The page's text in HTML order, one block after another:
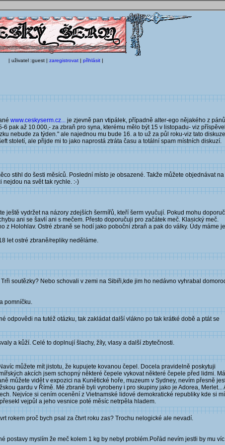
| uživatel :guest | zaregistrovat | přihlásit |
www.ceskyserm.cz... je zjevně pan vtipálek, případně alter-ego nějakého z pánů
pak až 10.000,- za zbraň pro syna, kterému mělo být 15 v listopadu- viz
nebude za týden." ale najednou mu bude 16. a to už za půl roku-viz tato
století, ale přijde mi to jako naprostá ztráta času a totální spam místních diskuzí.
stihl do šesti měsíců. Poslední místo je obsazené. Takže můžete objednávat na
nejdou na svět tak rychle. :-)
vydržet na názory zdejších šermířů, kteří šerm vyučují. Pokud mohu
ani se šavlí ani s mečem. Přesto doporučuji pro začátek meč. Klasický meč.
z Holohlav. Ostré zbraně se hodí jako poboční zbraň a pak do války. Údy máme
let ostré zbraně/repliky neděláme.
soutězky? Nebo schovali v zemi na Sibiři,kde jim ho nedávno vyhrabal
pomníčku.
odpovědi na tutéž otázku, tak zakládat další vlákno po tak krátké době a ptát se
a kůží. Celé to doplnují šlachy, žíly, vlasy a další zbytečnosti.
můžete mít jistotu, že kupujete kovanou čepel. Docela pravidelně poskytuji
akcích jsem schopný některé čepele vykovat některé čepele před lidmi.
můžete vidět v expozici na Kunětické hoře, muzeum v Sydney, nevím přesně
gardu v Římě. Mé zbraně byli vyrobeny i pro skupiny jako je Adorea, Merlet...
Nejvíce si cením ocenění z Vietnamské lidové demokratické republiky kde si
vejpůl a jeho vesnice poté měsíc netrpěla hladem.
rokem proč bych psal za čtvrt roku zas? Trochu nelogické ale nevadí.
postavy myslím že meč kolem 1 kg by nebyl problém.Pořád nevím jestli by mu víc